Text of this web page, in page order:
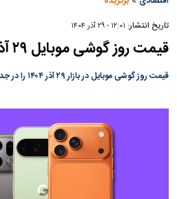
تاریخ انتشار: ۱۲:۰۱ - ۲۹ آذر ۱۴۰۴
قیمت روز گوشی موبایل ۲۹ آذر ۱۴۰۴
قیمت روز گوشی موبایل در بازار ۲۹ آذر ۱۴۰۴ را در جدول زیر ببینید.